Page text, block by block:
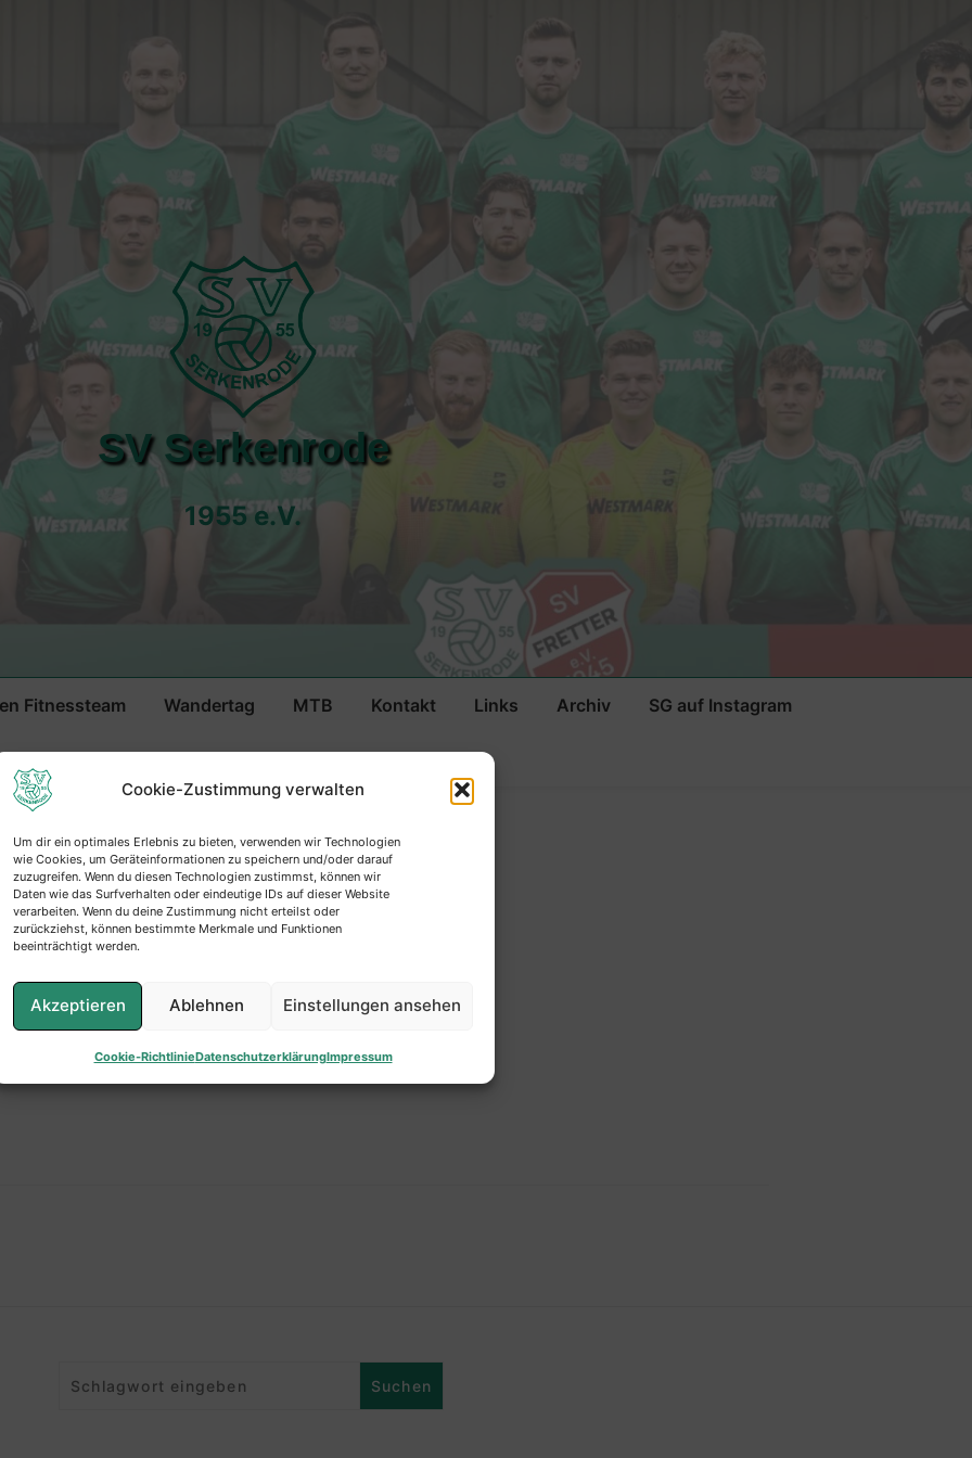
Cookie-Zustimmung verwalten
Um dir ein optimales Erlebnis zu bieten, verwenden wir Technologien
wie Cookies, um Geräteinformationen zu speichern und/oder darauf
zuzugreifen. Wenn du diesen Technologien zustimmst, können wir
Daten wie das Surfverhalten oder eindeutige IDs auf dieser Website
verarbeiten. Wenn du deine Zustimmung nicht erteilst oder
zurückziehst, können bestimmte Merkmale und Funktionen
beeinträchtigt werden.
Akzeptieren Ablehnen Einstellungen ansehen
Cookie-RichtlinieDatenschutzerklärungImpressum
SV Serkenrode
1955 e.V.
Saison
Fitnessteam Wandertag MTB Kontakt Links Archiv SG auf Instagram